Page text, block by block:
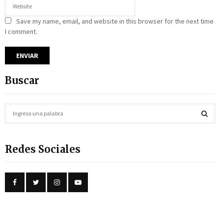
Save my name, email, and website in this browser for the next time
I comment.
Buscar
c
f
r
Redes Sociales